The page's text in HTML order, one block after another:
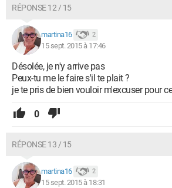
RÉPONSE 12 / 15
martina16 2
15 sept. 2015 à 17:46
Désolée, je n'y arrive pas
Peux-tu me le faire s'il te plait ?
je te pris de bien vouloir m'excuser pour
0
RÉPONSE 13 / 15
martina16 2
15 sept. 2015 à 18:31